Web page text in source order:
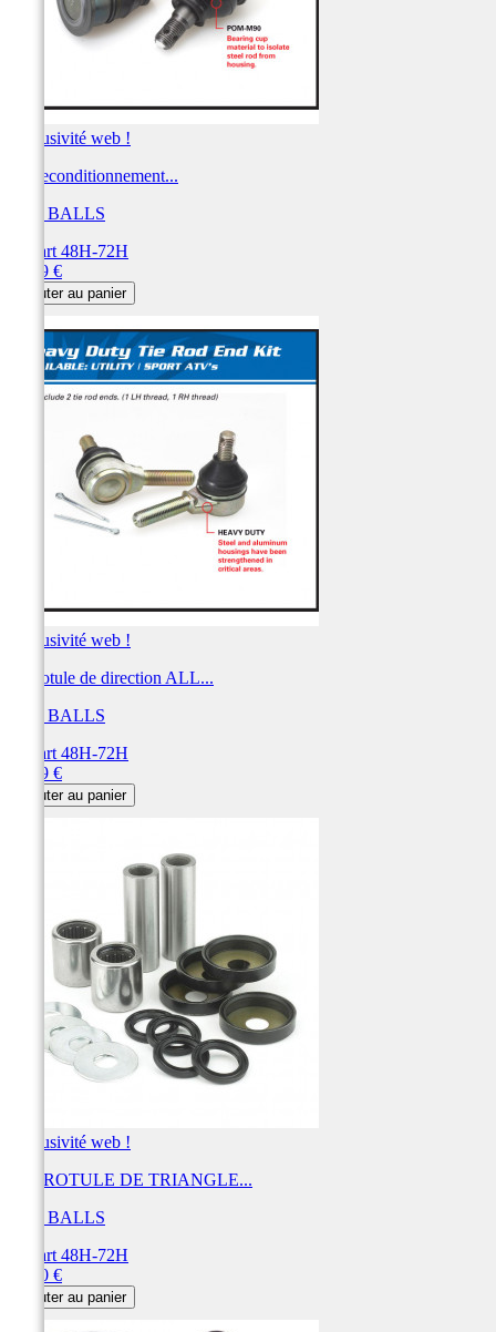
Exclusivité web !
Kit reconditionnement...
ALL BALLS
Départ 48H-72H
53,99 €
Ajouter au panier
Exclusivité web !
Kit rotule de direction ALL...
ALL BALLS
Départ 48H-72H
53,59 €
Ajouter au panier
Exclusivité web !
KIT ROTULE DE TRIANGLE...
ALL BALLS
Départ 48H-72H
53,20 €
Ajouter au panier